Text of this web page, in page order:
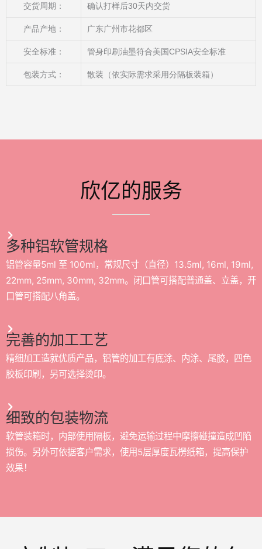
交货周期： 确认打样后30天内交货
产品产地： 广东广州市花都区
安全标准： 管身印刷油墨符合美国CPSIA安全标准
包装方式： 散装（依实际需求采用分隔板装箱）
欣亿的服务
多种铝软管规格
铝管容量5ml 至 100ml，常规尺寸（直径）13.5ml, 16ml, 19ml,
22mm, 25mm, 30mm, 32mm。闭口管可搭配普通盖、立盖，开
口管可搭配八角盖。
完善的加工工艺
精细加工造就优质产品，铝管的加工有底涂、内涂、尾胶，四色
胶板印刷，另可选择烫印。
细致的包装物流
软管装箱时，内部使用隔板，避免运输过程中摩擦碰撞造成凹陷
损伤。另外可依据客户需求，使用5层厚度瓦楞纸箱，提高保护
效果！